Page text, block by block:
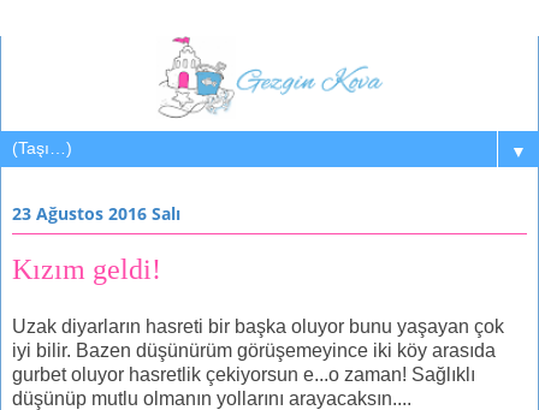
▼
23 Ağustos 2016 Salı
Kızım geldi!
Uzak diyarların hasreti bir başka oluyor bunu yaşayan çok
iyi bilir. Bazen düşünürüm görüşemeyince iki köy arasıda
gurbet oluyor hasretlik çekiyorsun e...o zaman! Sağlıklı
düşünüp mutlu olmanın yollarını arayacaksın....